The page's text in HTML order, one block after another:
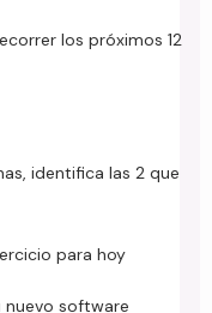
los próximos 12
identifica las 2 que
para hoy
nuevo software